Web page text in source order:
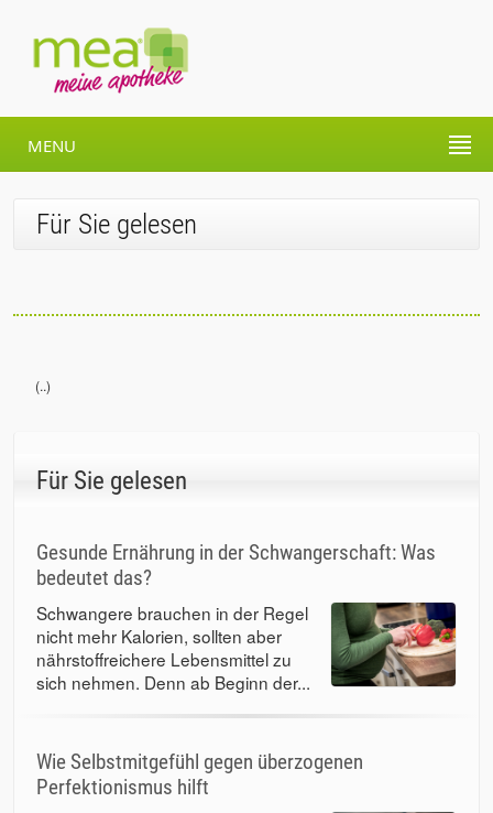
MENU
Für Sie gelesen
(..)
Für Sie gelesen
Gesunde Ernährung in der Schwangerschaft: Was
bedeutet das?
Schwangere brauchen in der Regel
nicht mehr Kalorien, sollten aber
nährstoffreichere Lebensmittel zu
sich nehmen. Denn ab Beginn der...
Wie Selbstmitgefühl gegen überzogenen
Perfektionismus hilft